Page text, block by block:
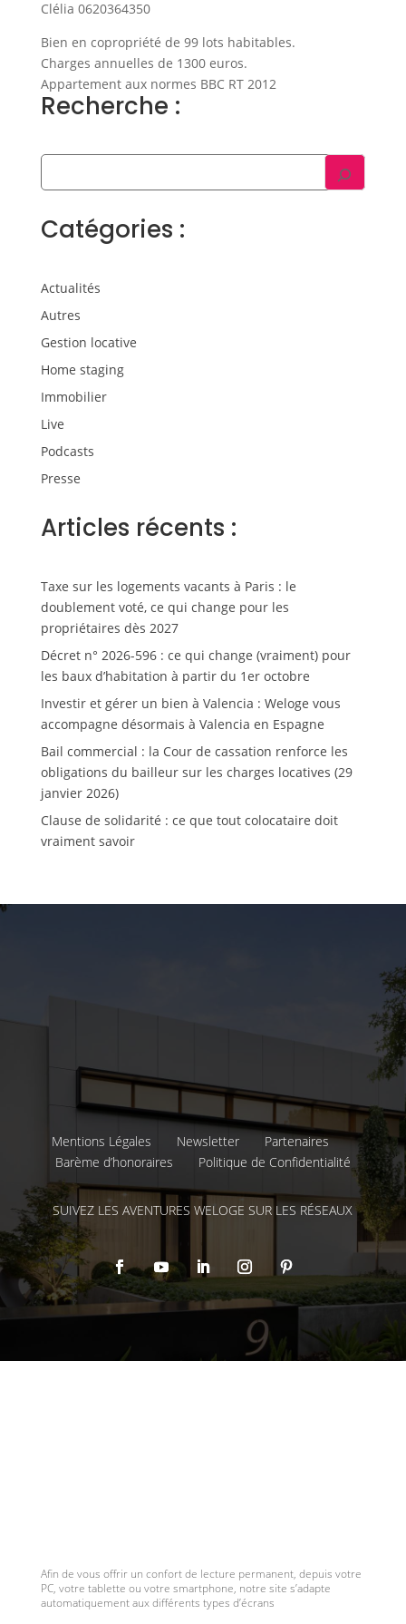
Clélia 0620364350
Bien en copropriété de 99 lots habitables.
Charges annuelles de 1300 euros.
Appartement aux normes BBC RT 2012
Recherche :
Catégories :
Actualités
Autres
Gestion locative
Home staging
Immobilier
Live
Podcasts
Presse
Articles récents :
Taxe sur les logements vacants à Paris : le
doublement voté, ce qui change pour les
propriétaires dès 2027
Décret n° 2026-596 : ce qui change (vraiment) pour
les baux d’habitation à partir du 1er octobre
Investir et gérer un bien à Valencia : Weloge vous
accompagne désormais à Valencia en Espagne
Bail commercial : la Cour de cassation renforce les
obligations du bailleur sur les charges locatives (29
janvier 2026)
Clause de solidarité : ce que tout colocataire doit
vraiment savoir
Mentions Légales Newsletter
Partenaires
Barème d’honoraires
Politique de Confidentialité
SUIVEZ LES AVENTURES WELOGE SUR LES RÉSEAUX
Afin de vous offrir un confort de lecture permanent, depuis votre
PC, votre tablette ou votre smartphone, notre site s’adapte
automatiquement aux différents types d’écrans